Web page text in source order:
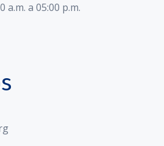
a.m. a 05:00 p.m.